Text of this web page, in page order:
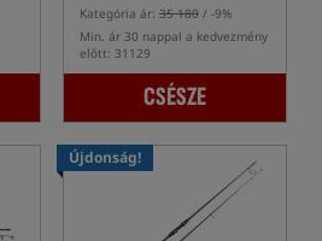
Kategória ár: 35 180 / -9%
Min. ár 30 nappal a kedvezmény
előtt: 31129
CSÉSZE
Újdonság!